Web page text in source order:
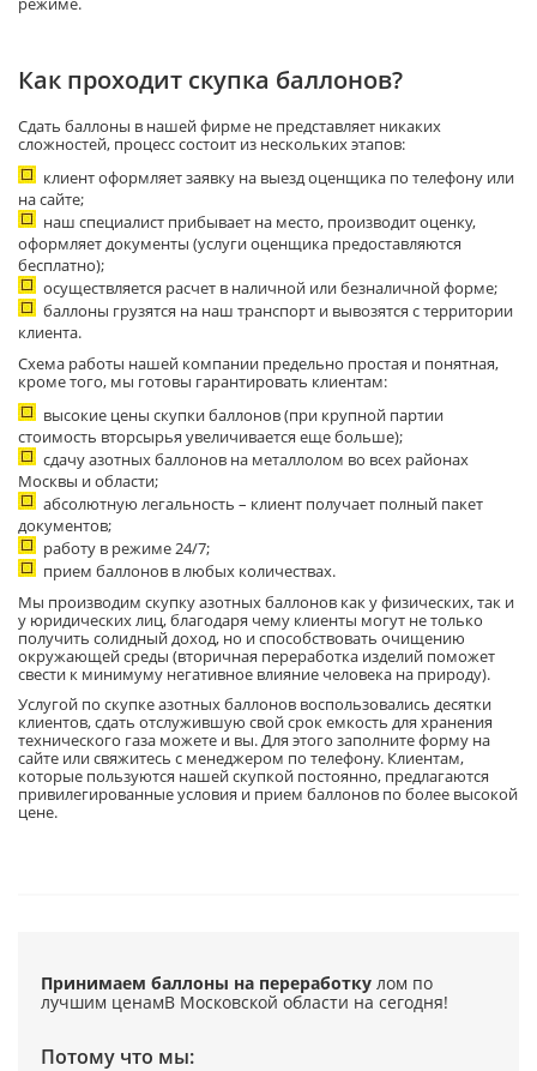
Как проходит скупка баллонов?
Сдать баллоны в нашей фирме не представляет никаких
сложностей, процесс состоит из нескольких этапов:
клиент оформляет заявку на выезд оценщика по телефону или
на сайте;
наш специалист прибывает на место, производит оценку,
оформляет документы (услуги оценщика предоставляются
бесплатно);
осуществляется расчет в наличной или безналичной форме;
баллоны грузятся на наш транспорт и вывозятся с территории
клиента.
Схема работы нашей компании предельно простая и понятная,
кроме того, мы готовы гарантировать клиентам:
высокие цены скупки баллонов (при крупной партии
стоимость вторсырья увеличивается еще больше);
сдачу азотных баллонов на металлолом во всех районах
Москвы и области;
абсолютную легальность – клиент получает полный пакет
документов;
работу в режиме 24/7;
прием баллонов в любых количествах.
Мы производим скупку азотных баллонов как у физических, так и
у юридических лиц, благодаря чему клиенты могут не только
получить солидный доход, но и способствовать очищению
окружающей среды (вторичная переработка изделий поможет
свести к минимуму негативное влияние человека на природу).
Услугой по скупке азотных баллонов воспользовались десятки
клиентов, сдать отслужившую свой срок емкость для хранения
технического газа можете и вы. Для этого заполните форму на
сайте или свяжитесь с менеджером по телефону. Клиентам,
которые пользуются нашей скупкой постоянно, предлагаются
привилегированные условия и прием баллонов по более высокой
цене.
Принимаем баллоны на переработку лом по
лучшим ценамВ Московской области на сегодня!
Потому что мы: